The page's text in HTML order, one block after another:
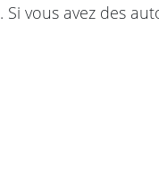
vous avez des